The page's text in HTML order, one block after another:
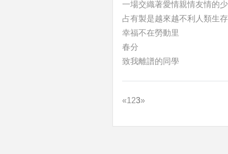
一場交織著愛情親情友情的
占有製是越來越不利人類生
幸福不在勞動里
春分
致我離譜的同學
«123»